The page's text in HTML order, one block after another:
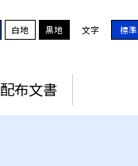
白地 黒地 文字 標準
配布文書